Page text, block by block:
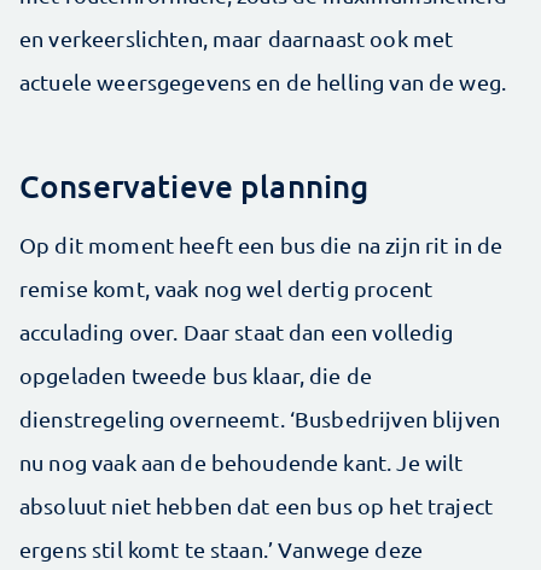
en verkeerslichten, maar daarnaast ook met
actuele weersgegevens en de helling van de weg.
Conservatieve planning
Op dit moment heeft een bus die na zijn rit in de
remise komt, vaak nog wel dertig procent
acculading over. Daar staat dan een volledig
opgeladen tweede bus klaar, die de
dienstregeling overneemt. ‘Busbedrijven blijven
nu nog vaak aan de behoudende kant. Je wilt
absoluut niet hebben dat een bus op het traject
ergens stil komt te staan.’ Vanwege deze